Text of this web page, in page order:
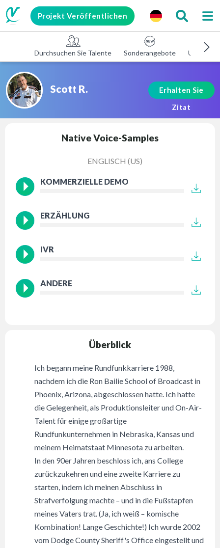
Projekt Veröffentlichen
Durchsuchen Sie Talente Sonderangebote
Scott R.
Erhalten Sie
Zitat
Native Voice-Samples
ENGLISCH (US)
KOMMERZIELLE DEMO
ERZÄHLUNG
IVR
ANDERE
Überblick
Ich begann meine Rundfunkkarriere 1988,
nachdem ich die Ron Bailie School of Broadcast in
Phoenix, Arizona, abgeschlossen hatte. Ich hatte
die Gelegenheit, als Produktionsleiter und On-Air-
Talent für einige großartige
Rundfunkunternehmen in Nebraska, Kansas und
meinem Heimatstaat Minnesota zu arbeiten.
In den 90er Jahren beschloss ich, ans College
zurückzukehren und eine zweite Karriere zu
starten, indem ich meinen Abschluss in
Strafverfolgung machte – und in die Fußstapfen
meines Vaters trat. (Ja, ich weiß – komische
Kombination! Lange Geschichte!) Ich wurde 2002
vom Dodge County Sheriff's Office eingestellt und